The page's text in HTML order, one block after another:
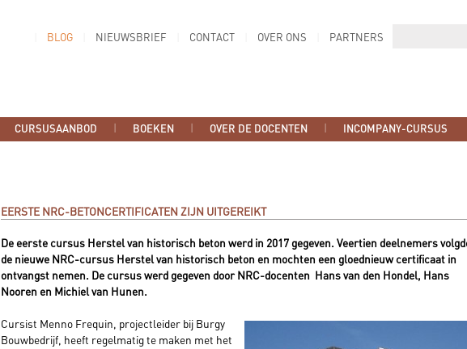
BLOG NIEUWSBRIEF CONTACT OVER ONS PARTNERS
CURSUSAANBOD BOEKEN OVER DE DOCENTEN INCOMPANY-CURSUS
EERSTE NRC-BETONCERTIFICATEN ZIJN UITGEREIKT
De eerste cursus Herstel van historisch beton werd in 2017 gegeven. Veertien deelnemers
de nieuwe NRC-cursus Herstel van historisch beton en mochten een gloednieuw certificaat in
ontvangst nemen. De cursus werd gegeven door NRC-docenten Hans van den Hondel, Hans
Nooren en Michiel van Hunen.
Cursist Menno Frequin, projectleider bij Burgy
Bouwbedrijf, heeft regelmatig te maken met het